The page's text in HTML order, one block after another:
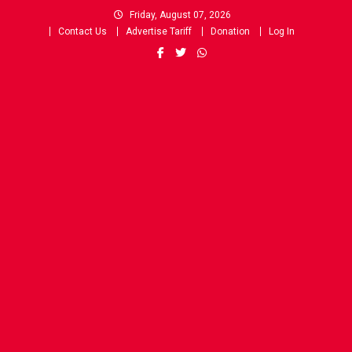
Friday, August 07, 2026
Contact Us
Advertise Tariff Donation Log In